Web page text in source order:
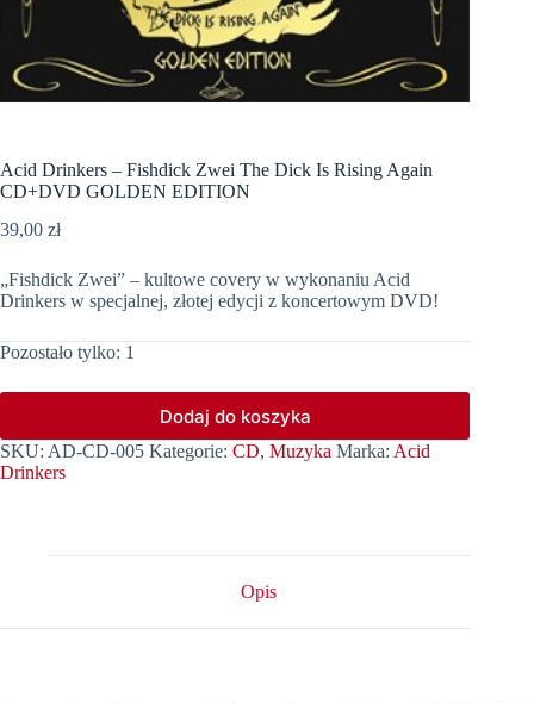
Acid Drinkers – Fishdick Zwei The Dick Is Rising Again
CD+DVD GOLDEN EDITION
39,00 zł
„Fishdick Zwei” – kultowe covery w wykonaniu Acid
Drinkers w specjalnej, złotej edycji z koncertowym DVD!
Pozostało tylko: 1
Dodaj do koszyka
SKU: AD-CD-005 Kategorie: CD, Muzyka Marka: Acid
Drinkers
Opis